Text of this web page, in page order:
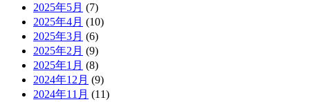
2025年5月 (7)
2025年4月 (10)
2025年3月 (6)
2025年2月 (9)
2025年1月 (8)
2024年12月 (9)
2024年11月 (11)